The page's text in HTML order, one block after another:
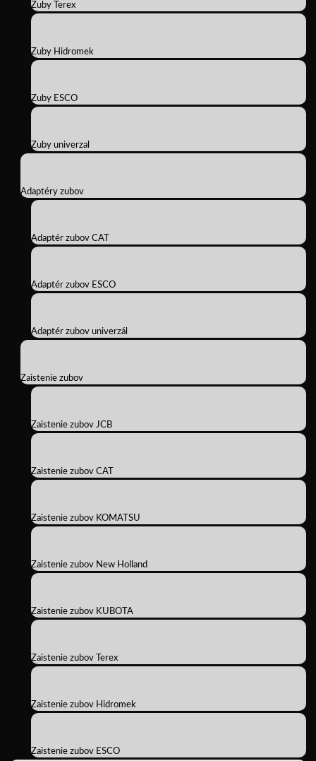
Zuby Terex
Zuby Hidromek
Zuby ESCO
Zuby univerzal
Adaptéry zubov
Adaptér zubov CAT
Adaptér zubov ESCO
Adaptér zubov univerzál
Zaistenie zubov
Zaistenie zubov JCB
Zaistenie zubov CAT
Zaistenie zubov KOMATSU
Zaistenie zubov New Holland
Zaistenie zubov KUBOTA
Zaistenie zubov Terex
Zaistenie zubov Hidromek
Zaistenie zubov ESCO